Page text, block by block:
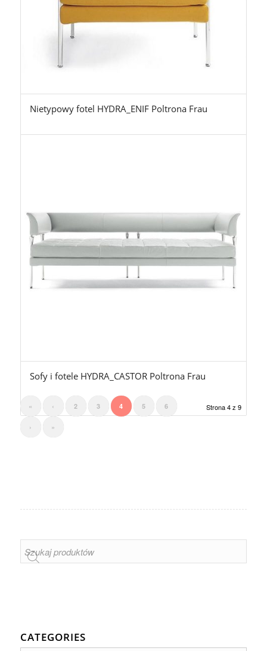
Nietypowy fotel HYDRA_ENIF Poltrona Frau
Sofy i fotele HYDRA_CASTOR Poltrona Frau
Strona 4 z 9
« ‹ 2 3 4 5 6
› »
CATEGORIES